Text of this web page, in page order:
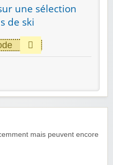
une sélection
de ski
mais peuvent encore